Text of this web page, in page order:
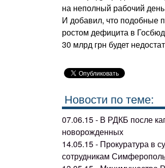
на неполный рабочий
И добавил, что подобные
ростом дефицита в
30 млрд грн будет
Новости по теме:
07.06.15 - В РДКБ после
новорожденных
14.05.15 - Прокуратура в
сотрудникам